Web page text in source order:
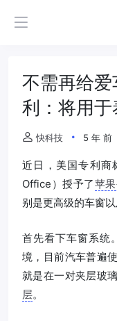
不需再给
利：将用于
快科技 5 年 前
近日，美国专利商
Office）授予了苹果
别是更高级的车窗
首先看下车窗系统
境，目前汽车普遍
就是在一对夹层玻
层。